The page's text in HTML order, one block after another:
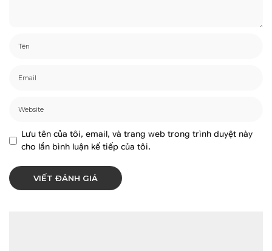
Lưu tên của tôi, email, và trang web trong trình duyệt này
cho lần bình luận kế tiếp của tôi.